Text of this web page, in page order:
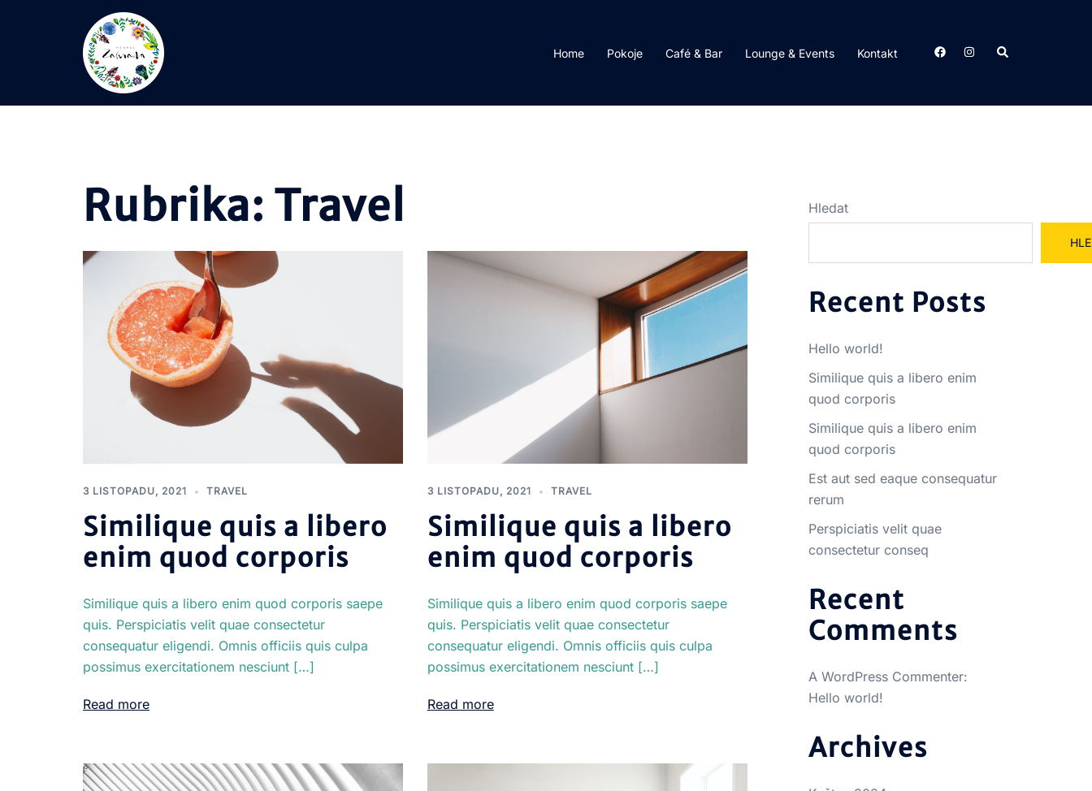
Home Pokoje Café & Bar Lounge & Events​ Kontakt Search
Rubrika: Travel
3 LISTOPADU, 2021 TRAVEL
Similique quis a libero
enim quod corporis
Similique quis a libero enim quod corporis saepe
quis. Perspiciatis velit quae consectetur
consequatur eligendi. Omnis officiis quis culpa
possimus exercitationem nesciunt […]
Read more
3 LISTOPADU, 2021 TRAVEL
Similique quis a libero
enim quod corporis
Similique quis a libero enim quod corporis saepe
quis. Perspiciatis velit quae consectetur
consequatur eligendi. Omnis officiis quis culpa
possimus exercitationem nesciunt […]
Read more
Hledat
Recent Posts
Hello world!
Similique quis a libero enim
quod corporis
Similique quis a libero enim
quod corporis
Est aut sed eaque consequatur
rerum
Perspiciatis velit quae
consectetur conseq
Recent
Comments
A WordPress Commenter:
Hello world!
Archives